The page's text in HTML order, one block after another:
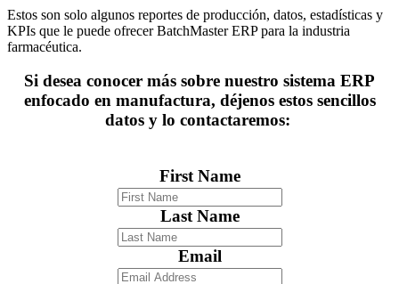
Estos son solo algunos reportes de producción, datos, estadísticas y
KPIs que le puede ofrecer BatchMaster ERP para la industria
farmacéutica.
Si desea conocer más sobre nuestro sistema ERP
enfocado en manufactura, déjenos estos sencillos
datos y lo contactaremos:
First Name
Last Name
Email